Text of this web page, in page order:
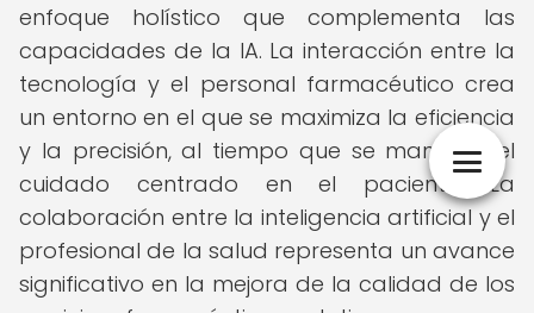
enfoque holístico que complementa las
capacidades de la IA. La interacción entre la
tecnología y el personal farmacéutico crea
un entorno en el que se maximiza la eficiencia
y la precisión, al tiempo que se mantiene el
cuidado centrado en el paciente. La
colaboración entre la inteligencia artificial y el
profesional de la salud representa un avance
significativo en la mejora de la calidad de los